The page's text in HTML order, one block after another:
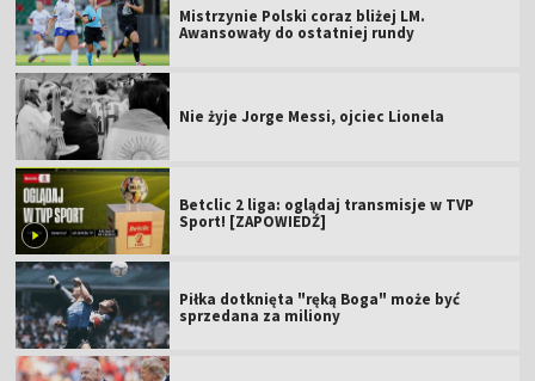
Mistrzynie Polski coraz bliżej LM.
Awansowały do ostatniej rundy
Nie żyje Jorge Messi, ojciec Lionela
Betclic 2 liga: oglądaj transmisje w TVP
Sport! [ZAPOWIEDŹ]
Piłka dotknięta "ręką Boga" może być
sprzedana za miliony